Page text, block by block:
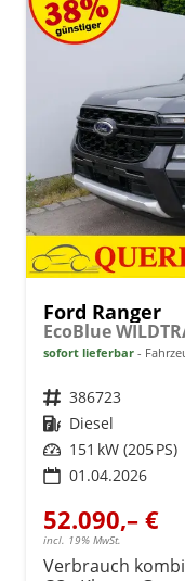
Ford Ranger
sofort lieferbar
Fahrzeugnr. 386723
Kraftstoff Diesel
Leistung 151 kW (205 PS)
01.04.2026
52.090,– €
incl. 19% MwSt.
Verbrauch